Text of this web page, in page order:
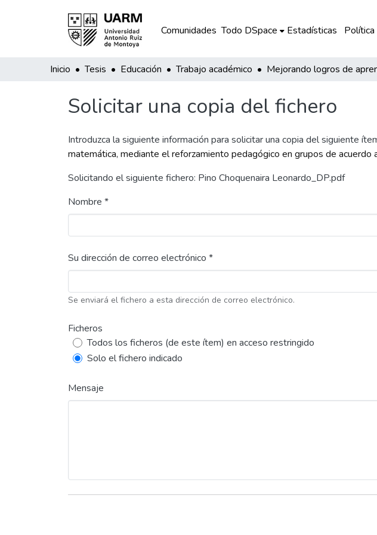
Comunidades Todo DSpace Estadísticas
Inicio Tesis Educación Trabajo académico
Solicitar una copia del fichero
Introduzca la siguiente información para solicitar una copia del siguiente
matemática, mediante el reforzamiento pedagógico en grupos de
Solicitando el siguiente fichero: Pino Choquenaira Leonardo_DP.pdf
Nombre *
Su dirección de correo electrónico *
Se enviará el fichero a esta dirección de correo electrónico.
Ficheros
Todos los ficheros (de este ítem) en acceso restringido
Solo el fichero indicado
Mensaje